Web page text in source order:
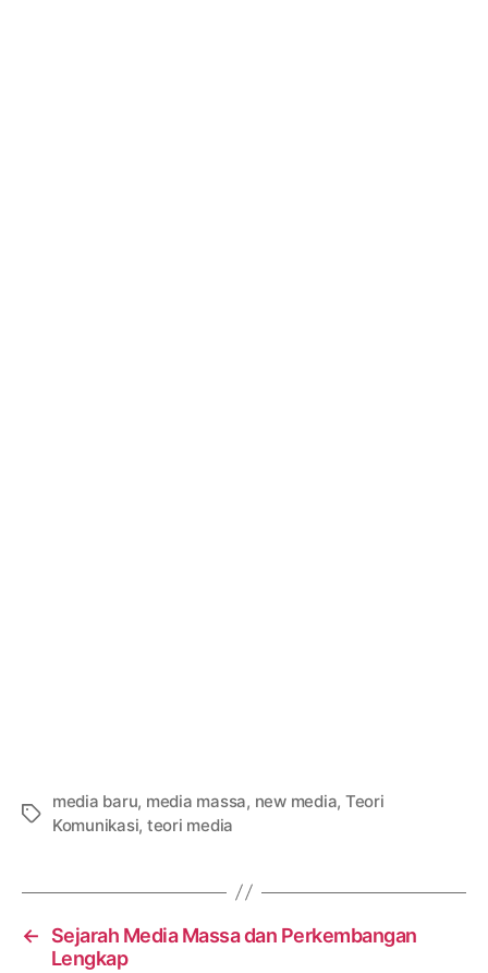
Tags
media baru, media massa, new media, Teori
Komunikasi, teori media
←
Sejarah Media Massa dan Perkembangan
Lengkap